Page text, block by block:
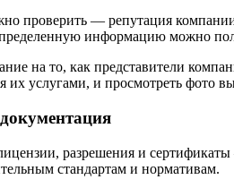
проверить — репутация
информацию можно
на то, как представители
их услугами, и просмотреть фото
разрешения и
стандартам и нормативам.